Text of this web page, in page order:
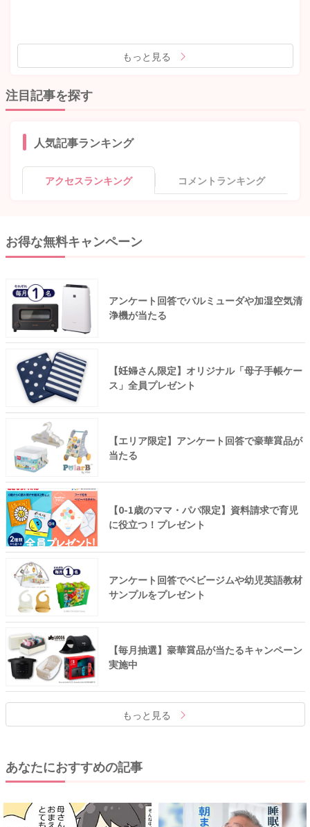
もっと見る
注目記事を探す
人気記事ランキング
アクセスランキング コメントランキング
お得な無料キャンペーン
アンケート回答でバルミューダや加湿空気清
浄機が当たる
【妊婦さん限定】オリジナル「母子手帳ケー
ス」全員プレゼント
【エリア限定】アンケート回答で豪華賞品が
当たる
【0-1歳のママ・パパ限定】資料請求で育児
に役立つ！プレゼント
アンケート回答でベビージムや幼児英語教材
サンプルをプレゼント
【毎月抽選】豪華賞品が当たるキャンペーン
実施中
もっと見る
あなたにおすすめの記事